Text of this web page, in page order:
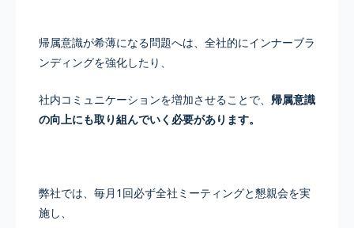
帰属意識が希薄になる問題へは、全社的にインナーブラ
ンディングを強化したり、
社内コミュニケーションを増加させることで、 帰属意識
の向上にも取り組んでいく必要があります。
弊社では、毎月1回必ず全社ミーティングと懇親会を実
施し、